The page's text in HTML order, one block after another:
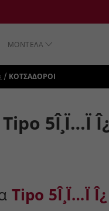
ΜΟΝΤΕΛΑ
/ ΚΟΤΣΑΔΟΡΟΙ
5Î¸Ï…Ï Î¿
Tipo 5Î¸Ï…Ï Î¿